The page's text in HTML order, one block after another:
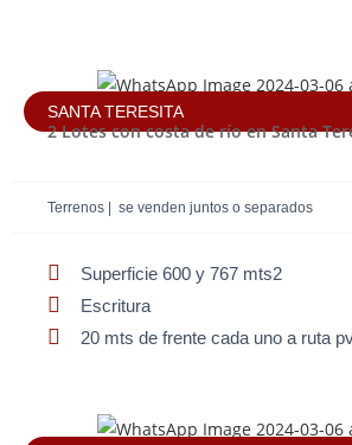
SANTA TERESITA
2 Lotes con costa de río en Santa
Terrenos | se venden juntos o separados
Superficie 600 y 767 mts2
Escritura
20 mts de frente cada uno a ruta